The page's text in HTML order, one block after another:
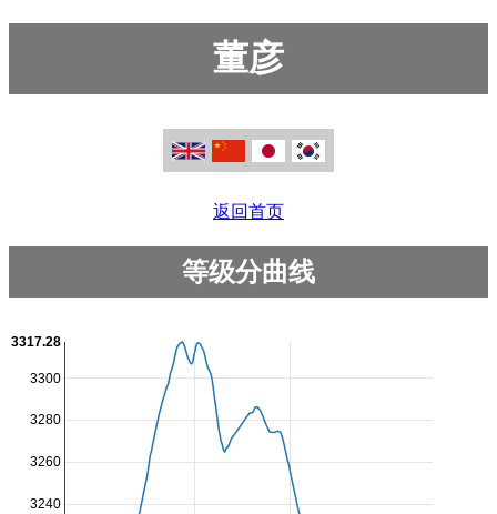
董彦
返回首页
等级分曲线
3240
3260
3280
3300
3317.28